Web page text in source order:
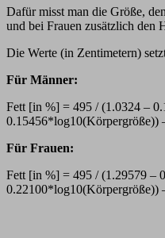
Dafür misst man die Größe,
und bei Frauen zusätzlich den
Die Werte (in Zentimetern)
Für Männer:
Fett [in %] = 495 / (1.0324 –
0.15456*log10(Körpergröße))
Für Frauen:
Fett [in %] = 495 / (1.29579 –
0.22100*log10(Körpergröße))